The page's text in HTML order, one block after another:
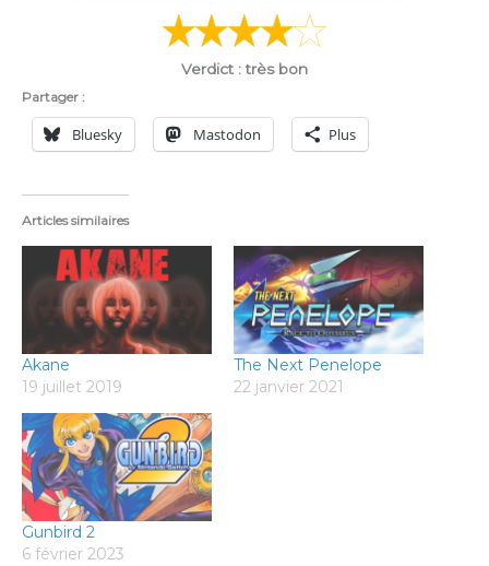
Verdict : très bon
Partager :
Bluesky Mastodon Plus
Articles similaires
Akane
19 juillet 2019
The Next Penelope
22 janvier 2021
Gunbird 2
6 février 2023